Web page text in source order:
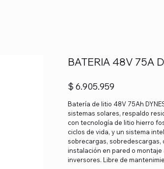
BATERIA 48V 75A
Precio
$ 6.905.959
Batería de litio 48V 75Ah
sistemas solares, respaldo
con tecnología de litio hierro
ciclos de vida, y un sistema
sobrecargas,
instalación en pared o
inversores. Libre de